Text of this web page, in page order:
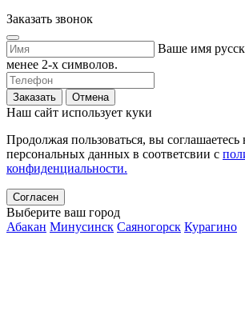
Заказать звонок
Ваше имя
менее 2-х символов.
Заказать Отмена
Наш сайт использует куки
Продолжая пользоваться, вы соглашаетесь
персональных данных в соответсвии с
конфиденциальности.
Согласен
Выберите ваш город
Абакан Минусинск Саяногорск Курагино